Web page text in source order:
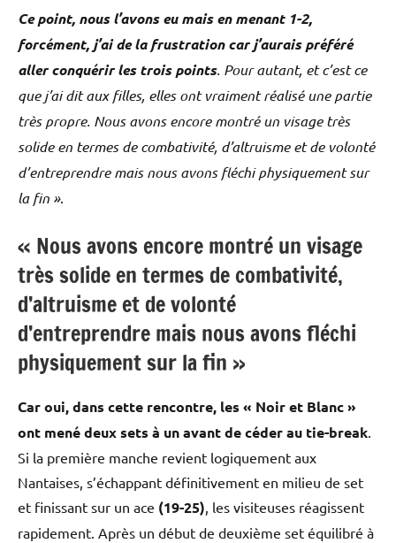
Ce point, nous l’avons eu mais en menant 1-2,
forcément, j’ai de la frustration car j’aurais préféré
aller conquérir les trois points. Pour autant, et c’est ce
que j’ai dit aux filles, elles ont vraiment réalisé une partie
très propre. Nous avons encore montré un visage très
solide en termes de combativité, d’altruisme et de volonté
d’entreprendre mais nous avons fléchi physiquement sur
la fin ».
« Nous avons encore montré un visage
très solide en termes de combativité,
d’altruisme et de volonté
d’entreprendre mais nous avons fléchi
physiquement sur la fin »
Car oui, dans cette rencontre, les « Noir et Blanc »
ont mené deux sets à un avant de céder au tie-break.
Si la première manche revient logiquement aux
Nantaises, s’échappant définitivement en milieu de set
et finissant sur un ace (19-25), les visiteuses réagissent
rapidement. Après un début de deuxième set équilibré à